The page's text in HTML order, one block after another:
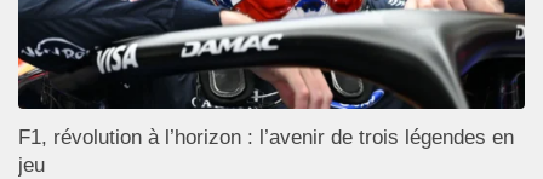
F1, révolution à l’horizon : l’avenir de trois légendes en
jeu